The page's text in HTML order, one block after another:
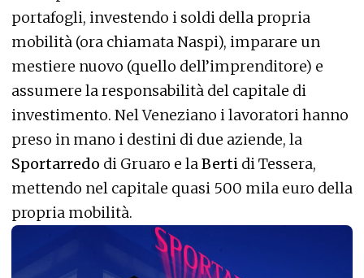
portafogli, investendo i soldi della propria
mobilità (ora chiamata Naspi), imparare un
mestiere nuovo (quello dell’imprenditore) e
assumere la responsabilità del capitale di
investimento. Nel Veneziano i lavoratori hanno
preso in mano i destini di due aziende, la
Sportarredo di Gruaro e la Berti di Tessera,
mettendo nel capitale quasi 500 mila euro della
propria mobilità.